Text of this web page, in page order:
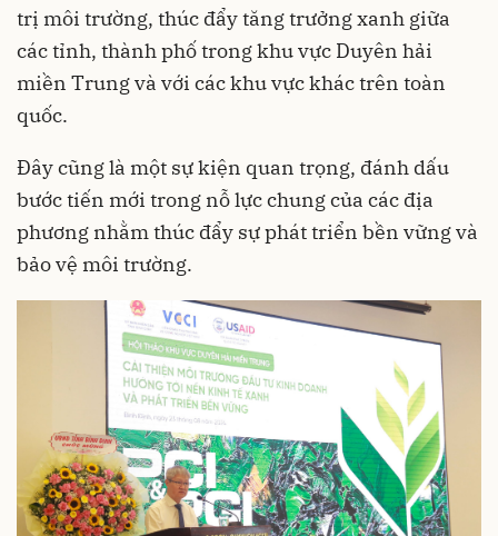
trị môi trường, thúc đẩy tăng trưởng xanh giữa
các tỉnh, thành phố trong khu vực Duyên hải
miền Trung và với các khu vực khác trên toàn
quốc.
Đây cũng là một sự kiện quan trọng, đánh dấu
bước tiến mới trong nỗ lực chung của các địa
phương nhằm thúc đẩy sự phát triển bền vững và
bảo vệ môi trường.